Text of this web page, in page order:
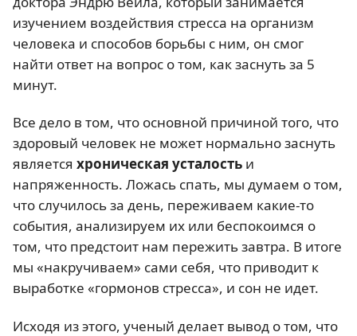
изучением воздействия стресса на организм
человека и способов борьбы с ним, он смог
найти ответ на вопрос о том, как заснуть за 5
минут.
Все дело в том, что основной причиной того, что
здоровый человек не может нормально заснуть
является хроническая усталость и
напряженность. Ложась спать, мы думаем о том,
что случилось за день, переживаем какие-то
события, анализируем их или беспокоимся о
том, что предстоит нам пережить завтра. В итоге
мы «накручиваем» сами себя, что приводит к
выработке «гормонов стресса», и сон не идет.
Исходя из этого, ученый делает вывод о том, что